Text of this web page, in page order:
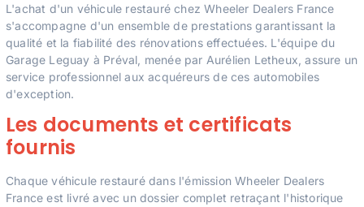
L'achat d'un véhicule restauré chez Wheeler Dealers France
s'accompagne d'un ensemble de prestations garantissant la
qualité et la fiabilité des rénovations effectuées. L'équipe du
Garage Leguay à Préval, menée par Aurélien Letheux, assure un
service professionnel aux acquéreurs de ces automobiles
d'exception.
Les documents et certificats
fournis
Chaque véhicule restauré dans l'émission Wheeler Dealers
France est livré avec un dossier complet retraçant l'historique